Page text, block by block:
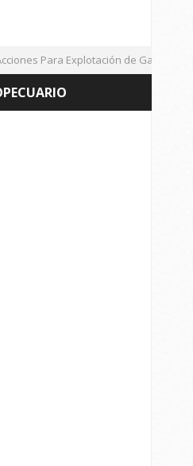
Para Explotación de Gas Natural